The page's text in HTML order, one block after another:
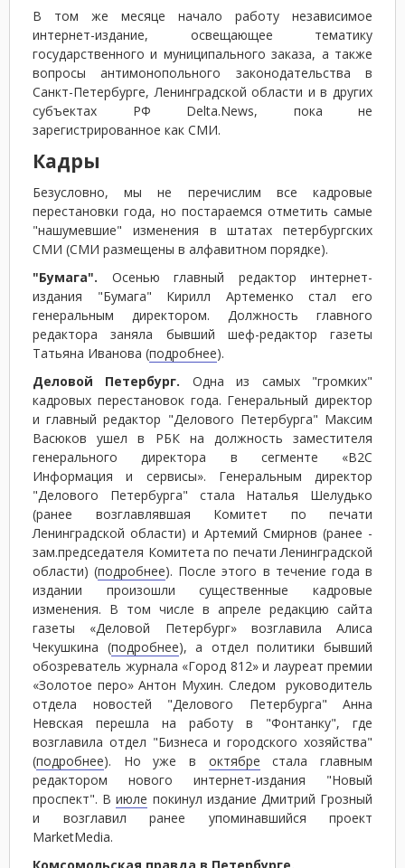
В том же месяце начало работу независимое
интернет-издание, освещающее тематику
государственного и муниципального заказа, а также
вопросы антимонопольного законодательства в
Санкт-Петербурге, Ленинградской области и в других
субъектах РФ Delta.News, пока не
зарегистрированное как СМИ.
Кадры
Безусловно, мы не перечислим все кадровые
перестановки года, но постараемся отметить самые
"нашумевшие" изменения в штатах петербургских
СМИ (СМИ размещены в алфавитном порядке).
"Бумага". Осенью главный редактор интернет-
издания "Бумага" Кирилл Артеменко стал его
генеральным директором. Должность главного
редактора заняла бывший шеф-редактор газеты
Татьяна Иванова (подробнее).
Деловой Петербург. Одна из самых "громких"
кадровых перестановок года. Генеральный директор
и главный редактор "Делового Петербурга" Максим
Васюков ушел в РБК на должность заместителя
генерального директора в сегменте «В2С
Информация и сервисы». Генеральным директор
"Делового Петербурга" стала Наталья Шелудько
(ранее возглавлявшая Комитет по печати
Ленинградской области) и Артемий Смирнов (ранее -
зам.председателя Комитета по печати Ленинградской
области) (подробнее). После этого в течение года в
издании произошли существенные кадровые
изменения. В том числе в апреле редакцию сайта
газеты «Деловой Петербург» возглавила Алиса
Чекушкина (подробнее), а отдел политики бывший
обозреватель журнала «Город 812» и лауреат премии
«Золотое перо» Антон Мухин. Следом руководитель
отдела новостей "Делового Петербурга" Анна
Невская перешла на работу в "Фонтанку", где
возглавила отдел "Бизнеса и городского хозяйства"
(подробнее). Но уже в октябре стала главным
редактором нового интернет-издания "Новый
проспект". Виюле покинул издание Дмитрий Грозный
и возглавил ранее упоминавшийся проект
MarketMedia.